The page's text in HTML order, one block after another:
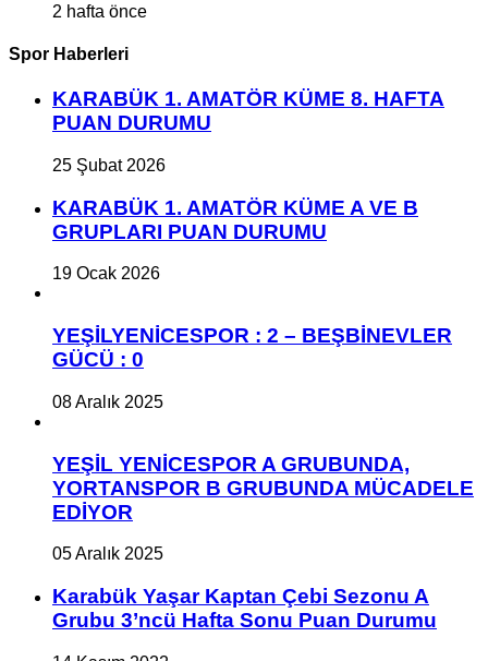
2 hafta önce
Spor Haberleri
KARABÜK 1. AMATÖR KÜME 8. HAFTA
PUAN DURUMU
25 Şubat 2026
KARABÜK 1. AMATÖR KÜME A VE B
GRUPLARI PUAN DURUMU
19 Ocak 2026
YEŞİLYENİCESPOR : 2 – BEŞBİNEVLER
GÜCÜ : 0
08 Aralık 2025
YEŞİL YENİCESPOR A GRUBUNDA,
YORTANSPOR B GRUBUNDA MÜCADELE
EDİYOR
05 Aralık 2025
Karabük Yaşar Kaptan Çebi Sezonu A
Grubu 3’ncü Hafta Sonu Puan Durumu